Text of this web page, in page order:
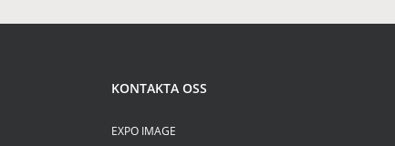
KONTAKTA OSS
EXPO IMAGE